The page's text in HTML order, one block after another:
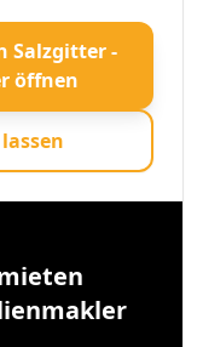
Salzgitter -
öffnen